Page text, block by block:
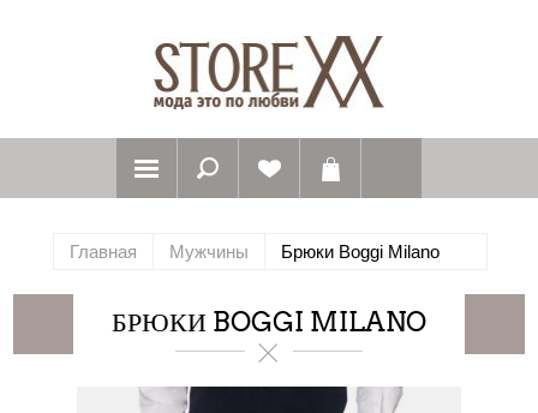
Главная Мужчины Брюки Boggi Milano
БРЮКИ BOGGI MILANO